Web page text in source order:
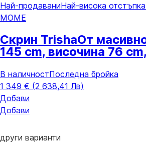
Най-продаваниНай-висока отстъпка
MOME
Скрин TrishaОт
145 cm, височина 76
В наличностПоследна бройка
1 349 € (2 638,41 Лв)
Добави
Добави
други варианти